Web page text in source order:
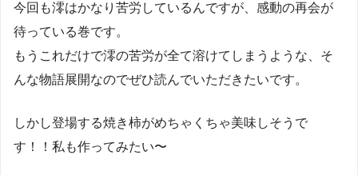
今回も澪はかなり苦労しているんですが、感動の再会が
待っている巻です。
もうこれだけで澪の苦労が全て溶けてしまうような、そ
んな物語展開なのでぜひ読んでいただきたいです。
しかし登場する焼き柿がめちゃくちゃ美味しそうで
す！！私も作ってみたい〜